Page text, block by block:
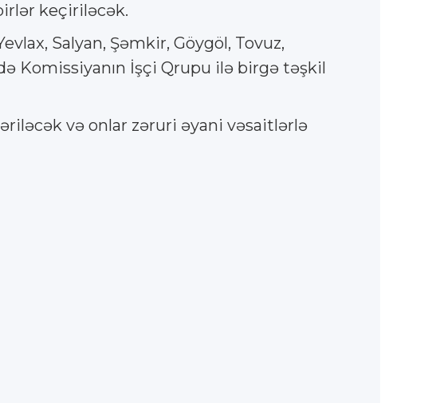
keçiriləcək.
Salyan, Şəmkir, Göygöl, Tovuz,
Komissiyanın İşçi Qrupu ilə birgə təşkil
və onlar zəruri əyani vəsaitlərlə